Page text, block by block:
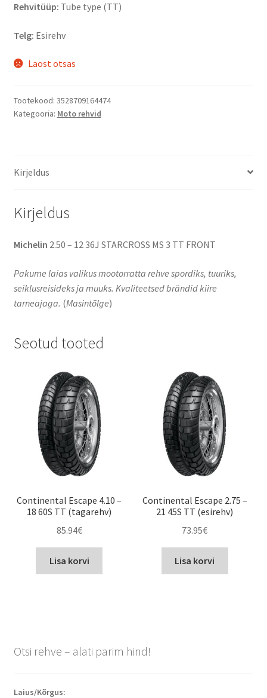
Rehvitüüp: Tube type (TT)
Telg: Esirehv
Laost otsas
Tootekood: 3528709164474
Kategooria: Moto rehvid
Kirjeldus
Kirjeldus
Michelin 2.50 – 12 36J STARCROSS MS 3 TT FRONT
Pakume laias valikus mootorratta rehve spordiks, tuuriks,
seiklusreisideks ja muuks. Kvaliteetsed brändid kiire
tarneajaga. (Masintõlge)
Seotud tooted
Continental Escape 4.10 –
18 60S TT (tagarehv)
85.94€
Lisa korvi
Continental Escape 2.75 –
21 45S TT (esirehv)
73.95€
Lisa korvi
Otsi rehve – alati parim hind!
Laius/Kõrgus: